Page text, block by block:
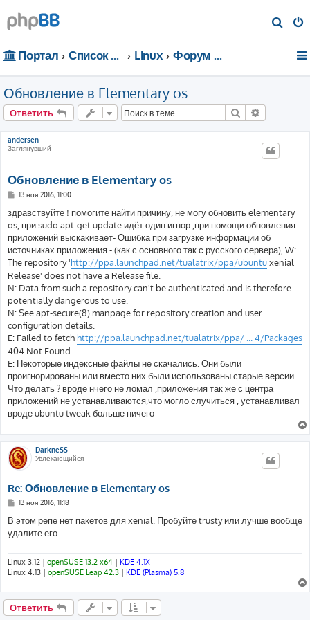
о
Портал Список форумов Linux Форум для чайников
Обновление в Elementary os
Ответить Поиск
andersen
Заглянувший
Обновление в Elementary os
С
о
б
щ
е
н
и
е
13 ноя 2016, 11:00
здравствуйте ! помогите найти причину, не могу обновить elementary
os, при sudo apt-get update идёт один игнор ,при помощи обновления
приложений выскакивает- Ошибка при загрузке информации об
источниках приложения - (как с основного так с русского сервера), W:
The repository 'http://ppa.launchpad.net/tualatrix/ppa/ubuntuxenial
Release' does not have a Release file.
N: Data from such a repository can't be authenticated and is therefore
potentially dangerous to use.
N: See apt-secure(8) manpage for repository creation and user
configuration details.
E: Failed to fetch http://ppa.launchpad.net/tualatrix/ppa/ ... 4/Packages
404 Not Found
E: Некоторые индексные файлы не скачались. Они были
проигнорированы или вместо них были использованы старые версии.
Что делать ? вроде нчего не ломал ,приложения так же с центра
приложений не устанавливаются,что могло случиться , устанавливал
вроде ubuntu tweak больше ничего
DarkneSS
Увлекающийся
Re: Обновление в Elementary os
С
о
б
щ
н
и
13 ноя 2016, 11:18
В этом репе нет пакетов для xenial. Пробуйте trusty или лучше вообще
удалите его.
Linux 3.12 | openSUSE 13.2 x64 | KDE 4.1X
Linux 4.13 | openSUSE Leap 42.3 | KDE (Plasma) 5.8
Ответить